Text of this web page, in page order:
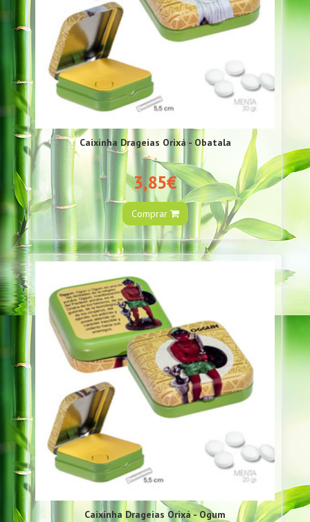
Caixinha Drageias Orixá - Obatala
3,85€
Comprar
Caixinha Drageias Orixá - Ogum